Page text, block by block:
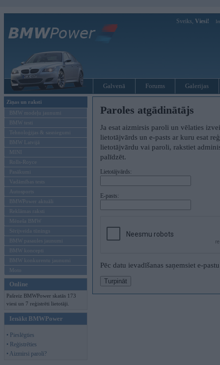
Sveiks, Viesi!
Galvenā Forums Galerijas
Ziņas un raksti
BMW modeļu jaunumi
BMW testi
Tehnoloģijas & sasniegumi
BMW Latvijā
MINI
Rolls-Royce
Pasākumi
Vadāmības tests
Autosports
BMWPower aktuāli
Reklāmas raksti
Mēneša BMW
Sērijveida tūnings
BMW pasaules jaunumi
BMW koncepti
BMW konkurentu jaunumi
Moto
Online
Pašreiz BMWPower skatās 173
viesi un 7 reģistrēti lietotāji.
Ienākt BMWPower
• Pieslēgties
• Reģistrēties
• Aizmirsi paroli?
Paroles atgādinātājs
Ja esat aizmirsis paroli un vēlaties
lietotājvārds un e-pasts ar kuru esat
lietotājvārdu vai paroli, rakstiet
palīdzēt.
Lietotājvārds:
E-pasts:
Pēc datu ievadīšanas saņemsiet e-